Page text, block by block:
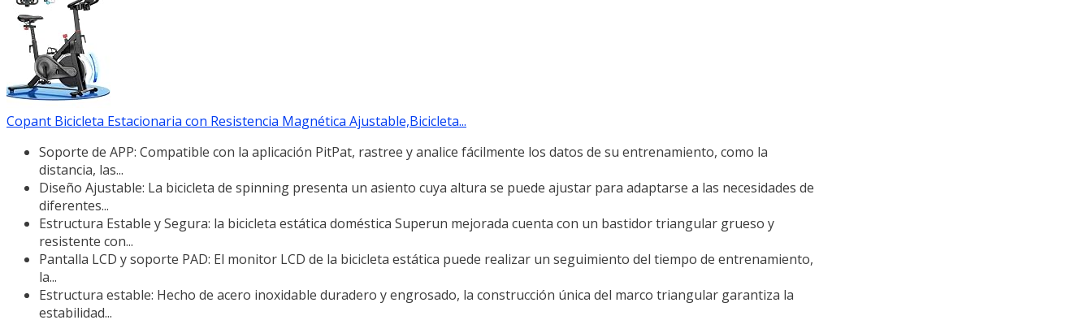
Copant Bicicleta Estacionaria con Resistencia Magnética Ajustable,Bicicleta...
Soporte de APP: Compatible con la aplicación PitPat, rastree y analice fácilmente los datos de su entrenamiento, como la
distancia, las...
Diseño Ajustable: La bicicleta de spinning presenta un asiento cuya altura se puede ajustar para adaptarse a las necesidades de
diferentes...
Estructura Estable y Segura: la bicicleta estática doméstica Superun mejorada cuenta con un bastidor triangular grueso y
resistente con...
Pantalla LCD y soporte PAD: El monitor LCD de la bicicleta estática puede realizar un seguimiento del tiempo de entrenamiento,
la...
Estructura estable: Hecho de acero inoxidable duradero y engrosado, la construcción única del marco triangular garantiza la
estabilidad...